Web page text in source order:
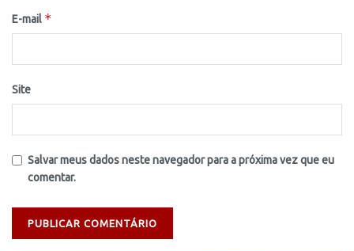
E-mail *
Site
Salvar meus dados neste navegador para a próxima vez que eu
comentar.